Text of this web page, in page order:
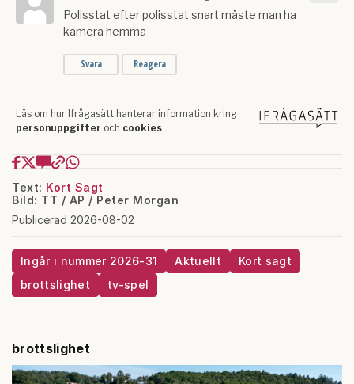
Text: Kort Sagt
Bild: TT / AP / Peter Morgan
Publicerad 2026-08-02
Ingår i nummer 2026-31 Aktuellt
Kort sagt
brottslighet
tv-spel
brottslighet